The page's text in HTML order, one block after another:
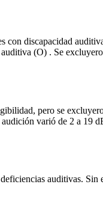
con discapacidad
(O) . Se
pero se
varió de 2 a 19
auditivas. Sin